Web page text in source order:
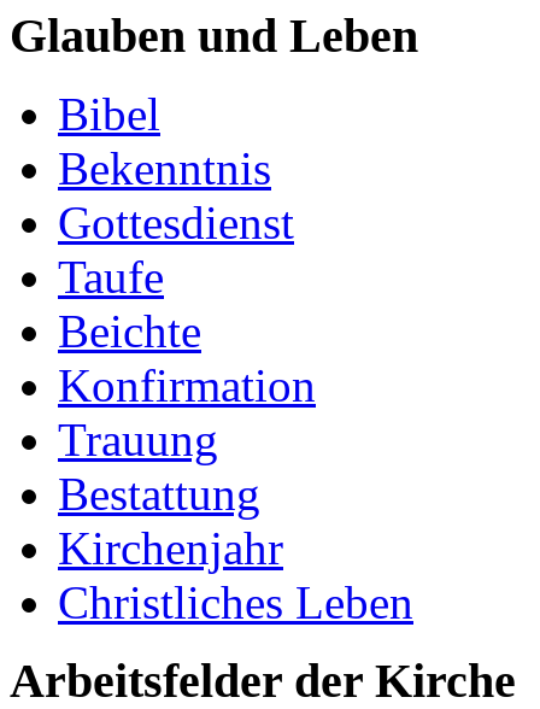
Glauben und Leben
Bibel
Bekenntnis
Gottesdienst
Taufe
Beichte
Konfirmation
Trauung
Bestattung
Kirchenjahr
Christliches Leben
Arbeitsfelder der Kirche